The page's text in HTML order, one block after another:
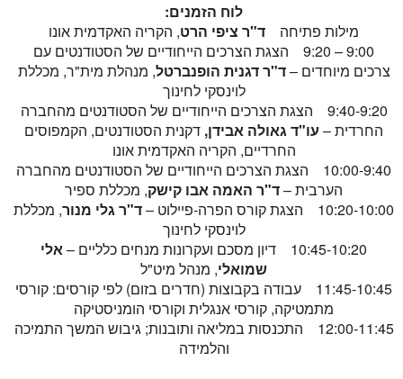
לוח הזמנים:
מילות פתיחה
ד"ר ציפי הרט, הקריה האקדמית אונו
9:00 – 9:20 הצגת הצרכים הייחודיים של הסטודנטים עם
צרכים מיוחדים –ד"ר דגנית הופנברטל, מנהלת מית"ר, מכללת
לוינסקי לחינוך
9:40-9:20 הצגת הצרכים הייחודיים של הסטודנטים מהחברה
החרדית –עו"ד גאולה אבידן,דקנית הסטודנטים, הקמפוסים
החרדיים, הקריה האקדמית אונו
10:00-9:40 הצגת הצרכים הייחודיים של הסטודנטים מהחברה
הערבית –ד"ר האמה אבו קישק, מכללת ספיר
10:20-10:00 הצגת קורס הפרה-פיילוט –
ד"ר גלי מנור, מכללת
לוינסקי לחינוך
10:45-10:20 דיון מסכם ועקרונות מנחים כלליים –
אלי
שמואלי, מנהל מיט"ל
11:45-10:45 עבודה בקבוצות (חדרים בזום) לפי קורסים: קורסי
מתמטיקה, קורסי אנגלית וקורסי הומניסטיקה
12:00-11:45 התכנסות במליאה ותובנות; גיבוש המשך התמיכה
והלמידה